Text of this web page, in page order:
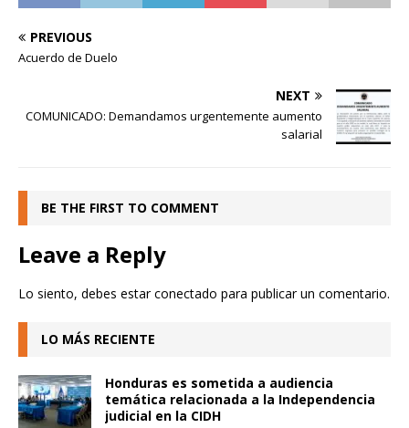
PREVIOUS
Acuerdo de Duelo
NEXT
COMUNICADO: Demandamos urgentemente aumento
salarial
BE THE FIRST TO COMMENT
Leave a Reply
Lo siento, debes estarconectado para publicar un comentario.
LO MÁS RECIENTE
Honduras es sometida a audiencia
temática relacionada a la Independencia
judicial en la CIDH